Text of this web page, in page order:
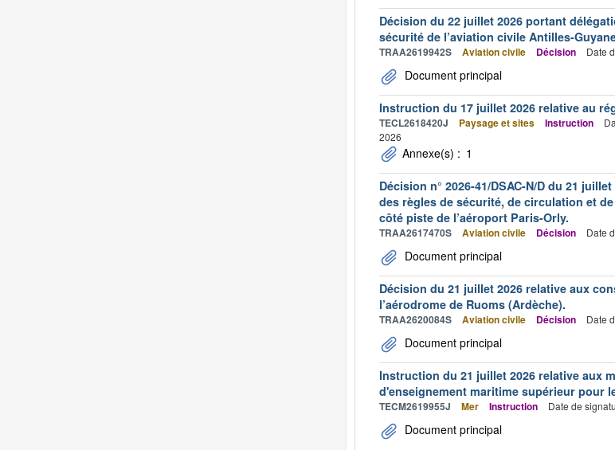
Décision du 22 juillet 2026 portant
sécurité de l’aviation civile Antilles-
TRAA2619942S Aviation civile Décision Date
Document principal
Instruction du 17 juillet 2026 relative au
TECL2618420J Paysage et sites Instruction
2026
Annexe(s) : 1
Décision n° 2026-41/DSAC-N/D du 21
des règles de sécurité, de circulation et
côté piste de l’aéroport Paris-Orly.
TRAA2617470S Aviation civile Décision Date
Document principal
Décision du 21 juillet 2026 relative aux
l’aérodrome de Ruoms (Ardèche).
TRAA2620084S Aviation civile Décision Date
Document principal
Instruction du 21 juillet 2026 relative aux
d'enseignement maritime supérieur pour
TECM2619955J Mer Instruction Date de
Document principal